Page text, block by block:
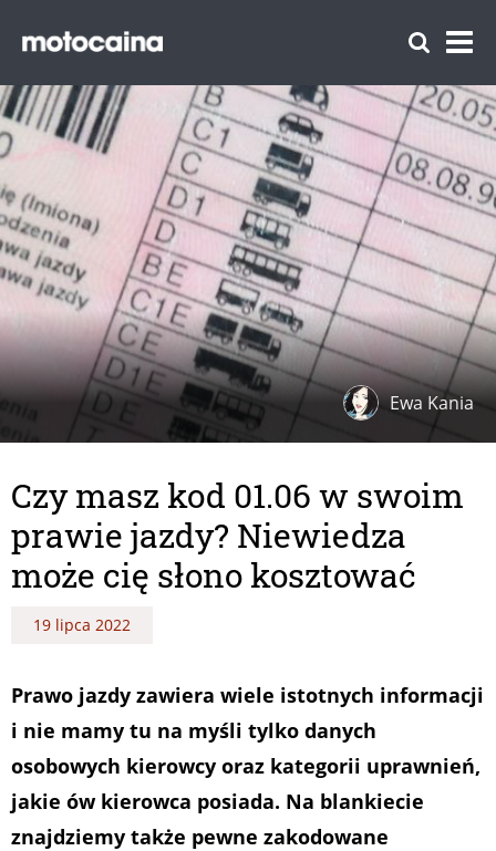
Ewa Kania
Czy masz kod 01.06 w swoim
prawie jazdy? Niewiedza
może cię słono kosztować
19 lipca 2022
Prawo jazdy zawiera wiele istotnych informacji
i nie mamy tu na myśli tylko danych
osobowych kierowcy oraz kategorii uprawnień,
jakie ów kierowca posiada. Na blankiecie
znajdziemy także pewne zakodowane